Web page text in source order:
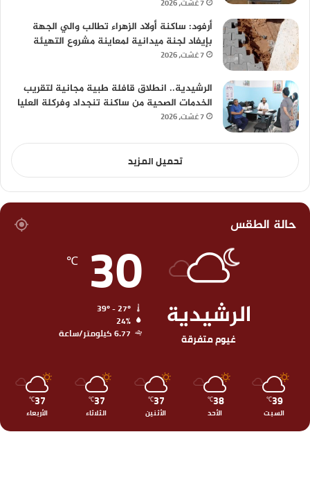
7 غشت، 2026
أرفود: ساكنة أولاد الزهراء تطالب والي الجهة
بإيفاد لجنة ميدانية لمعاينة مشروع التهيئة
7 غشت، 2026
الرشيدية.. انطلاق قافلة طبية مجانية لتقريب
الخدمات الصحية من ساكنة تنجداد وفركلة العليا
7 غشت، 2026
تحميل المزيد
حالة الطقس
الرشيدية
غيوم متفرقة
30
℃
24%
6.77 كيلومتر/ساعة
39
℃
السبت
38
℃
الأحد
37
℃
الأثنين
37
℃
الثلاثاء
37
℃
الأربعاء